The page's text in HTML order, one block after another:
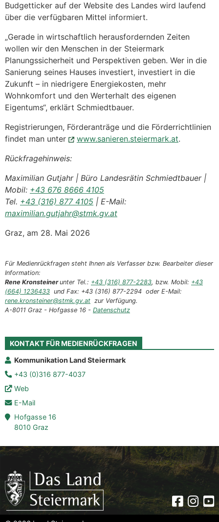
Budgetticker auf der Website des Landes wird laufend
über die verfügbaren Mittel informiert.
„Gerade in wirtschaftlich herausfordernden Zeiten
wollen wir den Menschen in der Steiermark
Planungssicherheit und Perspektiven geben. Wer in die
Sanierung seines Hauses investiert, investiert in die
Zukunft – in niedrigere Energiekosten, mehr
Wohnkomfort und den Werterhalt des eigenen
Eigentums“, erklärt Schmiedtbauer.
Registrierungen, Förderanträge und die Förderrichtlinien
findet man unter
www.sanieren.steiermark.at.
Rückfragehinweis:
Maximilian Gutjahr | Büro Landesrätin Schmiedtbauer |
Mobil: +43 676 8666 4105
Tel. +43 (316) 877 4105 | E-Mail:
maximilian.gutjahr@stmk.gv.at
Graz, am 28. Mai 2026
Für Medienrückfragen steht Ihnen als Verfasser bzw. Bearbeiter dieser
Information:
Rene Kronsteinerunter Tel.: +43 (316) 877-2283, bzw. Mobil: +43
(664) 1236433 und Fax: +43 (316) 877-2294 oder E-Mail:
rene.kronsteiner@stmk.gv.at zur Verfügung.
A-8011 Graz - Hofgasse 16 - Datenschutz
KONTAKT FÜR MEDIENRÜCKFRAGEN
Kommunikation Land Steiermark
+43 (0)316 877-4037
Web
E-Mail
Hofgasse 16
8010 Graz